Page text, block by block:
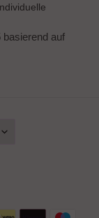
basierend auf